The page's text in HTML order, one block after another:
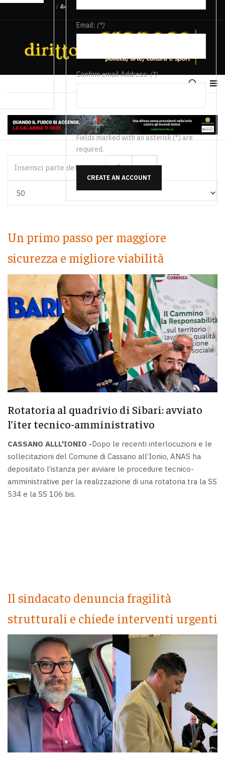
/
Email: (*)
Confirm email Address:(*)
Fields marked with an asterisk (*) are
required.
CREATE AN ACCOUNT
Un primo passo per maggiore
sicurezza e migliore viabilità
Rotatoria al quadrivio di Sibari: avviato
l’iter tecnico-amministrativo
CASSANO ALLL'IONIO -Dopo le recenti interlocuzioni e le
sollecitazioni del Comune di Cassano all’Ionio, ANAS ha
depositato l’istanza per avviare le procedure tecnico-
amministrative per la realizzazione di una rotatoria tra la SS
534 e la SS 106 bis.
Il sindacato denuncia fragilità
strutturali e chiede interventi urgenti